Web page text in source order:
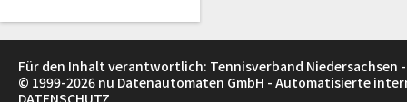
Für den Inhalt verantwortlich: Tennisverband Niedersachsen -
© 1999-2026 nu Datenautomaten GmbH - Automatisierte
DATENSCHUTZ